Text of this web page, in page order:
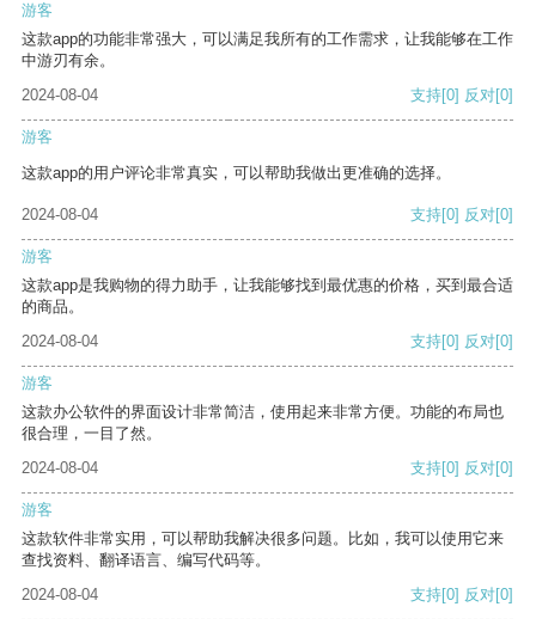
游客
这款app的功能非常强大，可以满足我所有的工作需求，让我能够在工作
中游刃有余。
2024-08-04
支持[0] 反对[0]
游客
这款app的用户评论非常真实，可以帮助我做出更准确的选择。
2024-08-04 支持[0] 反对[0]
游客
这款app是我购物的得力助手，让我能够找到最优惠的价格，买到最合适
的商品。
2024-08-04
支持[0] 反对[0]
游客
这款办公软件的界面设计非常简洁，使用起来非常方便。功能的布局也
很合理，一目了然。
2024-08-04
支持[0] 反对[0]
游客
这款软件非常实用，可以帮助我解决很多问题。比如，我可以使用它来
查找资料、翻译语言、编写代码等。
2024-08-04
支持[0] 反对[0]